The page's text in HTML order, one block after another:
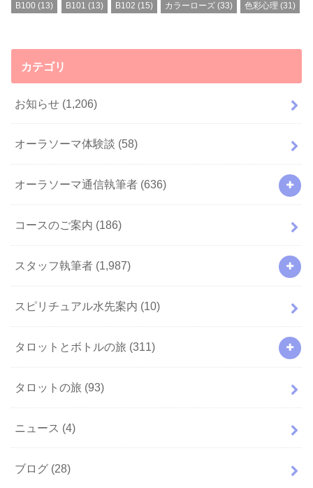
B100 (13) B101 (13) B102 (15) カラーローズ (33) 色彩心理 (31)
カテゴリ
お知らせ (1,206)
オーラソーマ体験談 (58)
オーラソーマ通信執筆者 (636)
コースのご案内 (186)
スタッフ執筆者 (1,987)
スピリチュアル水先案内 (10)
タロットとボトルの旅 (311)
タロットの旅 (93)
ニュース (4)
ブログ (28)